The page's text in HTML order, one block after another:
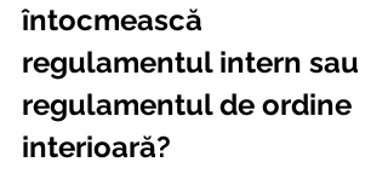
întocmească
regulamentul intern sau
regulamentul de ordine
interioară?